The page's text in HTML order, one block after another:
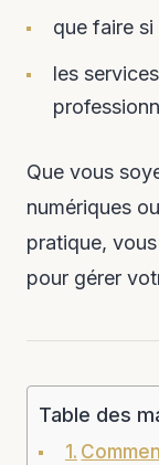
que faire
les
Que vous
numériques
pratique,
pour gérer
Table des